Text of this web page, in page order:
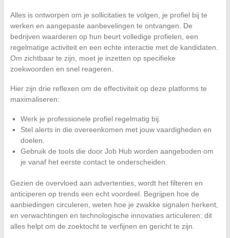
Alles is ontworpen om je sollicitaties te volgen, je profiel bij te
werken en aangepaste aanbevelingen te ontvangen. De
bedrijven waarderen op hun beurt volledige profielen, een
regelmatige activiteit en een echte interactie met de kandidaten.
Om zichtbaar te zijn, moet je inzetten op specifieke
zoekwoorden en snel reageren.
Hier zijn drie reflexen om de effectiviteit op deze platforms te
maximaliseren:
Werk je professionele profiel regelmatig bij.
Stel alerts in die overeenkomen met jouw vaardigheden en
doelen.
Gebruik de tools die door Job Hub worden aangeboden om
je vanaf het eerste contact te onderscheiden.
Gezien de overvloed aan advertenties, wordt het filteren en
anticiperen op trends een echt voordeel. Begrijpen hoe de
aanbiedingen circuleren, weten hoe je zwakke signalen herkent,
en verwachtingen en technologische innovaties articuleren: dit
alles helpt om de zoektocht te verfijnen en gericht te zijn.